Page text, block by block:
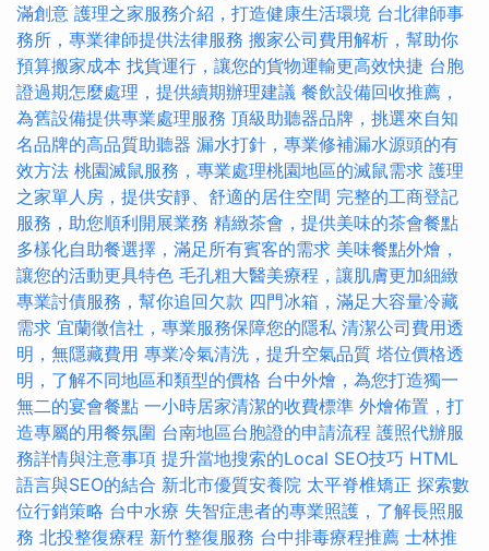
滿創意 護理之家服務介紹，打造健康生活環境 台北律師事
務所，專業律師提供法律服務 搬家公司費用解析，幫助你
預算搬家成本 找貨運行，讓您的貨物運輸更高效快捷 台胞
證過期怎麼處理，提供續期辦理建議 餐飲設備回收推薦，
為舊設備提供專業處理服務 頂級助聽器品牌，挑選來自知
名品牌的高品質助聽器 漏水打針，專業修補漏水源頭的有
效方法 桃園滅鼠服務，專業處理桃園地區的滅鼠需求 護理
之家單人房，提供安靜、舒適的居住空間 完整的工商登記
服務，助您順利開展業務 精緻茶會，提供美味的茶會餐點
多樣化自助餐選擇，滿足所有賓客的需求 美味餐點外燴，
讓您的活動更具特色 毛孔粗大醫美療程，讓肌膚更加細緻
專業討債服務，幫你追回欠款 四門冰箱，滿足大容量冷藏
需求 宜蘭徵信社，專業服務保障您的隱私 清潔公司費用透
明，無隱藏費用 專業冷氣清洗，提升空氣品質 塔位價格透
明，了解不同地區和類型的價格 台中外燴，為您打造獨一
無二的宴會餐點 一小時居家清潔的收費標準 外燴佈置，打
造專屬的用餐氛圍 台南地區台胞證的申請流程 護照代辦服
務詳情與注意事項 提升當地搜索的Local SEO技巧 HTML
語言與SEO的結合 新北市優質安養院 太平脊椎矯正 探索數
位行銷策略 台中水療 失智症患者的專業照護，了解長照服
務 北投整復療程 新竹整復服務 台中排毒療程推薦 士林推